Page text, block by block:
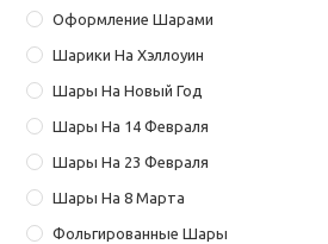
Оформление Шарами
Шарики На Хэллоуин
Шары На Новый Год
Шары На 14 Февраля
Шары На 23 Февраля
Шары На 8 Марта
Фольгированные Шары